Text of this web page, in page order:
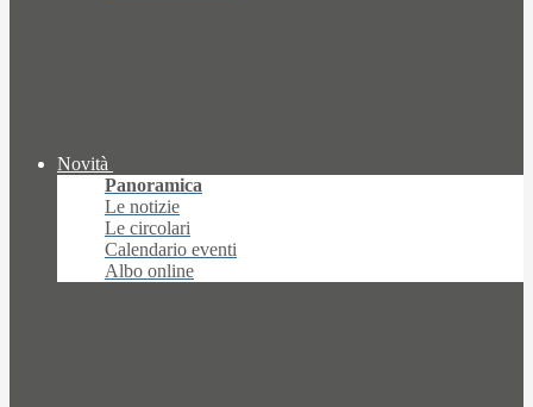
Novità
Panoramica
Le notizie
Le circolari
Calendario eventi
Albo online